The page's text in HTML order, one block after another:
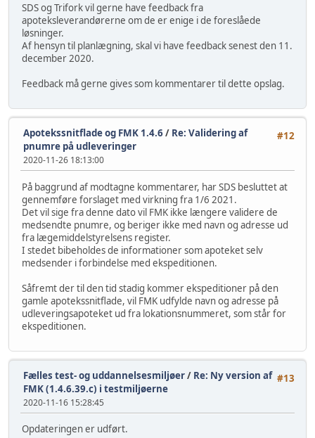
SDS og Trifork vil gerne have feedback fra
apoteksleverandørerne om de er enige i de foreslåede
løsninger.
Af hensyn til planlægning, skal vi have feedback senest den 11.
december 2020.
Feedback må gerne gives som kommentarer til dette opslag.
#12
Apotekssnitflade og FMK 1.4.6/ Re: Validering af
pnumre på udleveringer
2020-11-26 18:13:00
På baggrund af modtagne kommentarer, har SDS besluttet at
gennemføre forslaget med virkning fra 1/6 2021.
Det vil sige fra denne dato vil FMK ikke længere validere de
medsendte pnumre, og beriger ikke med navn og adresse ud
fra lægemiddelstyrelsens register.
I stedet bibeholdes de informationer som apoteket selv
medsender i forbindelse med ekspeditionen.
Såfremt der til den tid stadig kommer ekspeditioner på den
gamle apotekssnitflade, vil FMK udfylde navn og adresse på
udleveringsapoteket ud fra lokationsnummeret, som står for
ekspeditionen.
#13
Fælles test- og uddannelsesmiljøer/ Re: Ny version af
FMK (1.4.6.39.c) i testmiljøerne
2020-11-16 15:28:45
Opdateringen er udført.